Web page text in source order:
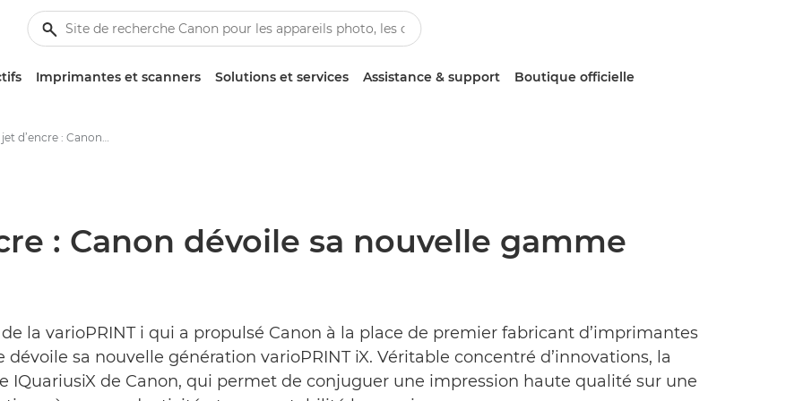
Imprimantes et scanners Solutions et services Assistance & support Boutique officielle
Innovation jet d’encre : Canon dévoile sa nouvelle gamme varioPRINT ix - Centre de presse Canon
: Canon dévoile sa nouvelle gamme
de la varioPRINT i qui a propulsé Canon à la place de premier fabricant d’imprimantes
dévoile sa nouvelle génération varioPRINT iX. Véritable concentré d’innovations, la
IQuariusiX de Canon, qui permet de conjuguer une impression haute qualité sur une